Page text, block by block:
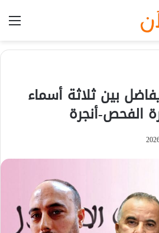
بين ثلاثة أسماء
الفحص-أنجرة